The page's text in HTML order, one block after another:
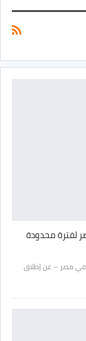
في مصر – عن إطلاق